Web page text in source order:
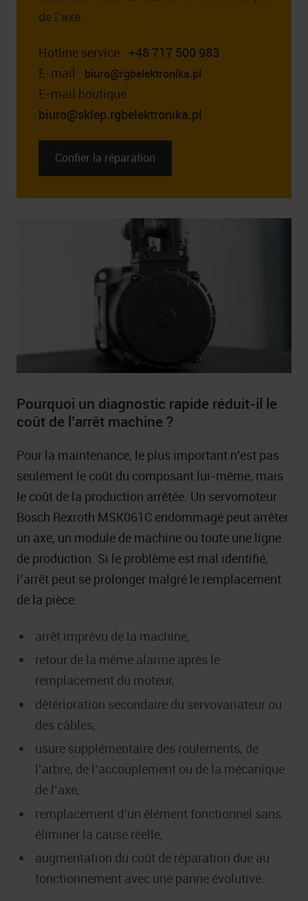
de l’axe.
Hotline service : +48 717 500 983
E-mail : biuro@rgbelektronika.pl
E-mail boutique :
biuro@sklep.rgbelektronika.pl
Confier la réparation
Pourquoi un diagnostic rapide réduit-il le
coût de l’arrêt machine ?
Pour la maintenance, le plus important n’est pas
seulement le coût du composant lui-même, mais
le coût de la production arrêtée. Un servomoteur
Bosch Rexroth MSK061C endommagé peut arrêter
un axe, un module de machine ou toute une ligne
de production. Si le problème est mal identifié,
l’arrêt peut se prolonger malgré le remplacement
de la pièce.
arrêt imprévu de la machine,
retour de la même alarme après le
remplacement du moteur,
détérioration secondaire du servovariateur ou
des câbles,
usure supplémentaire des roulements, de
l’arbre, de l’accouplement ou de la mécanique
de l’axe,
remplacement d’un élément fonctionnel sans
éliminer la cause réelle,
augmentation du coût de réparation due au
fonctionnement avec une panne évolutive.